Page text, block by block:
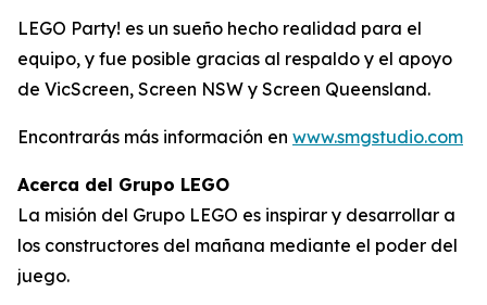
LEGO Party! es un sueño hecho realidad para el
equipo, y fue posible gracias al respaldo y el apoyo
de VicScreen, Screen NSW y Screen Queensland.
Encontrarás más información en www.smgstudio.com
Acerca del Grupo LEGO
La misión del Grupo LEGO es inspirar y desarrollar a
los constructores del mañana mediante el poder del
juego.